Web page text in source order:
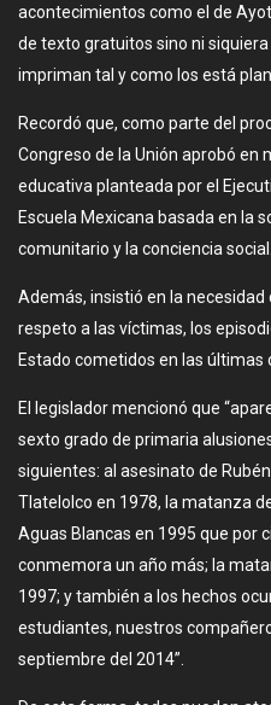
acontecimientos como el de
de texto gratuitos sino ni
impriman tal y como los está
Recordó que, como parte del
Congreso de la Unión aprobó en
educativa planteada por el
Escuela Mexicana basada en la
comunitario y la conciencia social.
Además, insistió en la
respeto a las víctimas, los
Estado cometidos en las últimas
El legislador mencionó que
sexto grado de primaria
siguientes: al asesinato de
Tlatelolco en 1978, la matanza
Aguas Blancas en 1995 que por
conmemora un año más; la
1997; y también a los hechos
estudiantes, nuestros
septiembre del 2014”.